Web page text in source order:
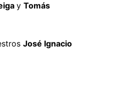
y Tomás
José Ignacio